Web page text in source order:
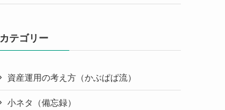
カテゴリー
資産運用の考え方（かぶぱぱ流）
小ネタ（備忘録）